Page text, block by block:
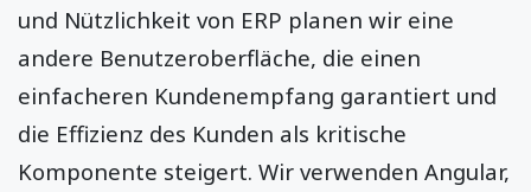
und Nützlichkeit von ERP planen wir eine
andere Benutzeroberfläche, die einen
einfacheren Kundenempfang garantiert und
die Effizienz des Kunden als kritische
Komponente steigert. Wir verwenden Angular,